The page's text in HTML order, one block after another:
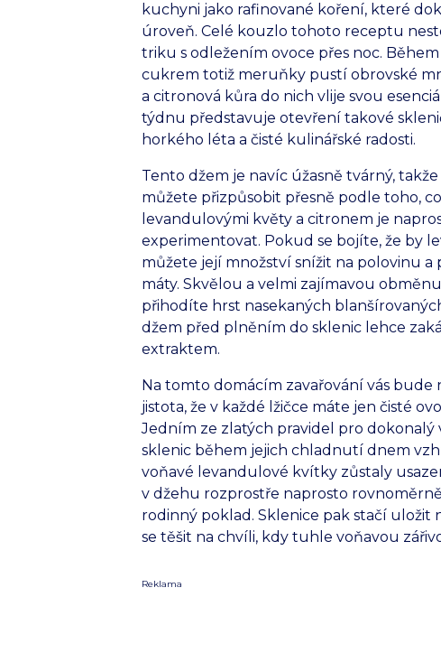
kuchyni jako rafinované koření, které
úroveň. Celé kouzlo tohoto receptu
triku s odležením ovoce přes noc.
cukrem totiž meruňky pustí obrovské
a citronová kůra do nich vlije svou
týdnu představuje otevření takové
horkého léta a čisté kulinářské radosti.
Tento džem je navíc úžasně tvárný,
můžete přizpůsobit přesně podle toho,
levandulovými květy a citronem je
experimentovat. Pokud se bojíte, že by
můžete její množství snížit na polovinu
máty. Skvělou a velmi zajímavou
přihodíte hrst nasekaných
džem před plněním do sklenic lehce
extraktem.
Na tomto domácím zavařování vás
jistota, že v každé lžičce máte jen čisté
Jedním ze zlatých pravidel pro
sklenic během jejich chladnutí dnem
voňavé levandulové kvítky zůstaly
v džehu rozprostře naprosto
rodinný poklad. Sklenice pak stačí uložit
se těšit na chvíli, kdy tuhle voňavou
Reklama